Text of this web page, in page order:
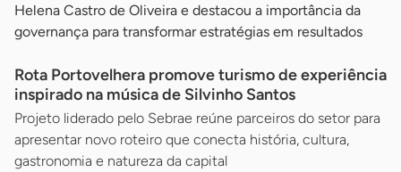
Helena Castro de Oliveira e destacou a importância da
governança para transformar estratégias em resultados
Rota Portovelhera promove turismo de experiência
inspirado na música de Silvinho Santos
Projeto liderado pelo Sebrae reúne parceiros do setor para
apresentar novo roteiro que conecta história, cultura,
gastronomia e natureza da capital